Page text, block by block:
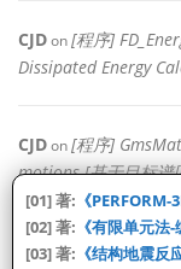
CJDon[程序]
Dissipated Energy
CJDon[程序]
motions [基于目标谱
周朗on[程序]
[01] 著: 《PERFORM-
[02] 著: 《有限单元法
[03] 著: 《结构地震反